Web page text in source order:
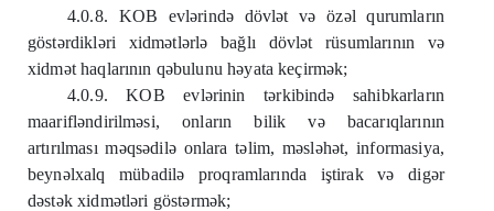
4.0.8. KOB evlərində dövlət və özəl qurumların
göstərdikləri xidmətlərlə bağlı dövlət rüsumlarının və
xidmət haqlarının qəbulunu həyata keçirmək;
4.0.9. KOB evlərinin tərkibində sahibkarların
maarifləndirilməsi, onların bilik vəbacarıqlarının
artırılması məqsədiləonlara təlim, məsləhət, informasiya,
beynəlxalq mübadilə proqramlarında iştirak və digər
dəstək xidmətləri göstərmək;